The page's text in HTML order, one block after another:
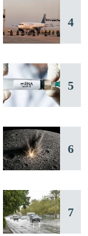
4
5
6
7